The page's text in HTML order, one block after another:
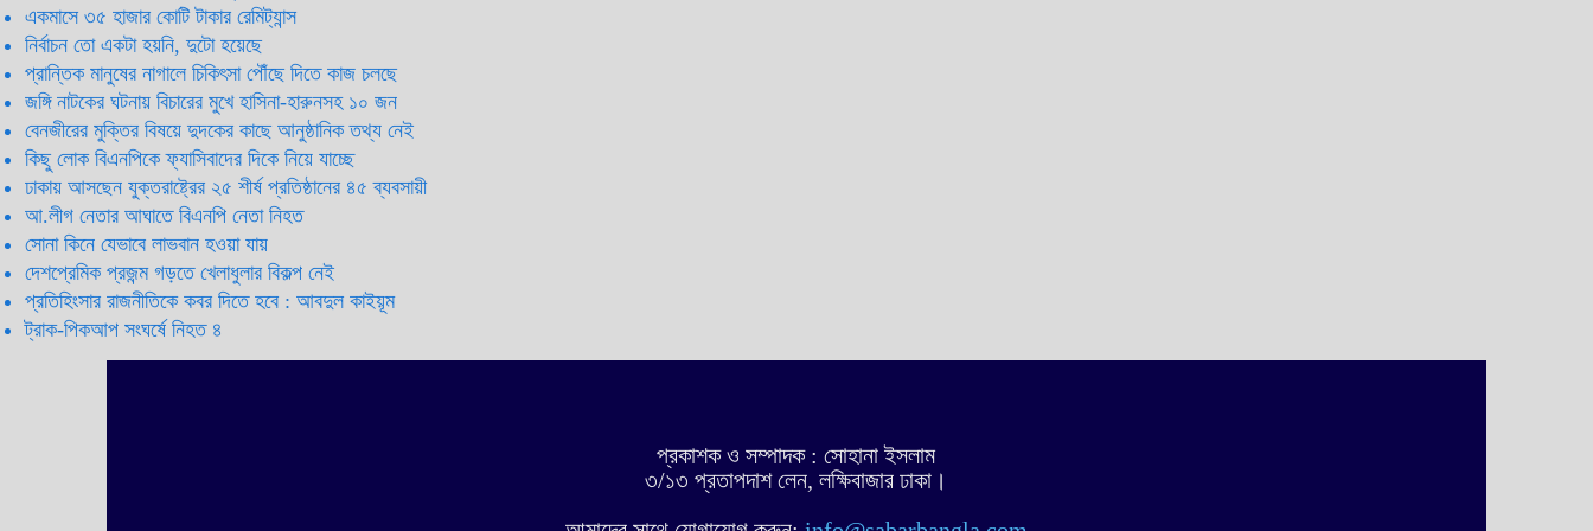
একমাসে ৩৫ হাজার কোটি টাকার রেমিট্যান্স
নির্বাচন তো একটা হয়নি, দুটো হয়েছে
প্রান্তিক মানুষের নাগালে চিকিৎসা পৌঁছে দিতে কাজ চলছে
জঙ্গি নাটকের ঘটনায় বিচারের মুখে হাসিনা-হারুনসহ ১০ জন
বেনজীরের মুক্তির বিষয়ে দুদকের কাছে আনুষ্ঠানিক তথ্য নেই
কিছু লোক বিএনপিকে ফ্যাসিবাদের দিকে নিয়ে যাচ্ছে
ঢাকায় আসছেন যুক্তরাষ্ট্রের ২৫ শীর্ষ প্রতিষ্ঠানের ৪৫ ব্যবসায়ী
আ.লীগ নেতার আঘাতে বিএনপি নেতা নিহত
সোনা কিনে যেভাবে লাভবান হওয়া যায়
দেশপ্রেমিক প্রজন্ম গড়তে খেলাধুলার বিকল্প নেই
প্রতিহিংসার রাজনীতিকে কবর দিতে হবে : আবদুল কাইয়ূম
ট্রাক-পিকআপ সংঘর্ষে নিহত ৪
প্রকাশক ও সম্পাদক : সোহানা ইসলাম
৩/১৩ প্রতাপদাশ লেন, লক্ষিবাজার ঢাকা।